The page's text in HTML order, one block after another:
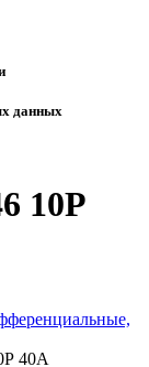
данных
10Р